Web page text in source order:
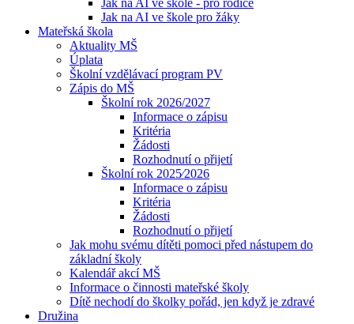
Jak na AI ve škole - pro rodiče
Jak na AI ve škole pro žáky
Mateřská škola
Aktuality MŠ
Úplata
Školní vzdělávací program PV
Zápis do MŠ
Školní rok 2026/2027
Informace o zápisu
Kritéria
Žádosti
Rozhodnutí o přijetí
Školní rok 2025⁄2026
Informace o zápisu
Kritéria
Žádosti
Rozhodnutí o přijetí
Jak mohu svému dítěti pomoci před nástupem do
základní školy
Kalendář akcí MŠ
Informace o činnosti mateřské školy
Dítě nechodí do školky pořád, jen když je zdravé
Družina